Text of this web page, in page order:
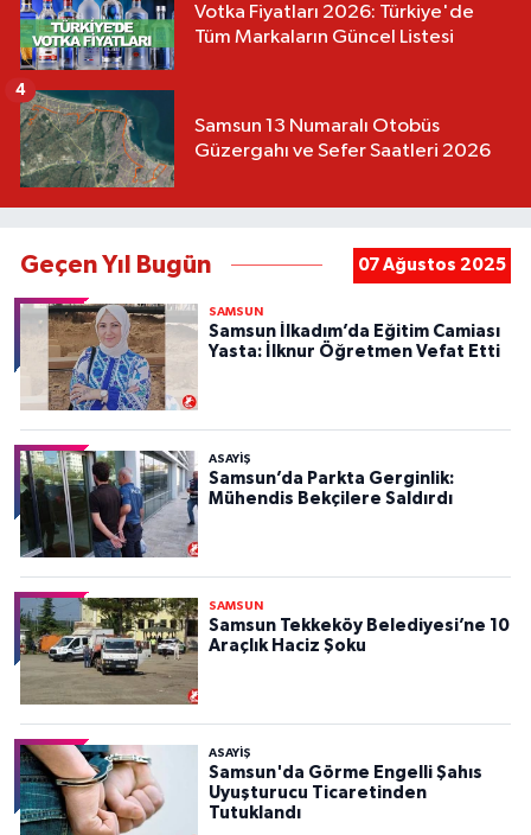
Votka Fiyatları 2026: Türkiye'de
Tüm Markaların Güncel Listesi
Samsun 13 Numaralı Otobüs
Güzergahı ve Sefer Saatleri 2026
4
Geçen Yıl Bugün 07 Ağustos 2025
SAMSUN
Samsun İlkadım’da Eğitim Camiası
Yasta: İlknur Öğretmen Vefat Etti
ASAYIŞ
Samsun’da Parkta Gerginlik:
Mühendis Bekçilere Saldırdı
SAMSUN
Samsun Tekkeköy Belediyesi’ne 10
Araçlık Haciz Şoku
ASAYIŞ
Samsun'da Görme Engelli Şahıs
Uyuşturucu Ticaretinden
Tutuklandı